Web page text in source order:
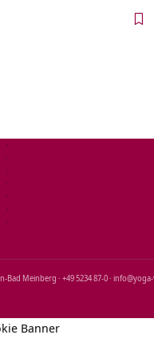
Meinberg · +49 5234 87‑0 ·
Banner